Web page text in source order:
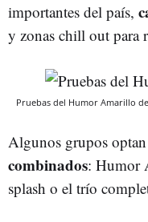
importantes del país,
y zonas chill out para
Pruebas del Humor Amarillo
Algunos grupos
combinados: Humor
splash o el trío